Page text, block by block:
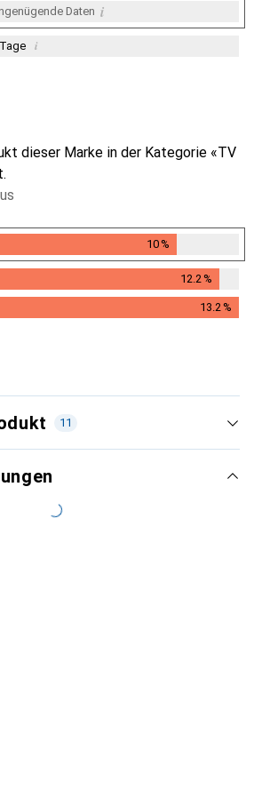
Daten i
i
dieser Marke in der Kategorie «TV
10%
12.2 %
%
13.2 %
11